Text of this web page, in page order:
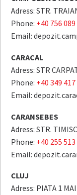
Adress: STR.
Phone: +40 756 089
Email:
CARACAL
Adress: STR
Phone: +40 349 417
Email:
CARANSEBES
Adress: STR.
Phone: +40 255 513
Email:
CLUJ
Adress: PIATA 1